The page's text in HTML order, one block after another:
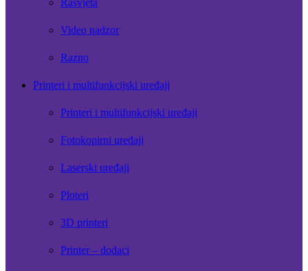
Rasvjeta
Video nadzor
Razno
Printeri i multifunkcijski uređaji
Printeri i multifunkcijski uređaji
Fotokopirni uređaji
Laserski uređaji
Ploteri
3D printeri
Printer – dodaci